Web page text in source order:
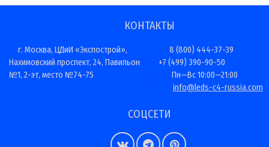
КОНТАКТЫ
г. Москва, ЦДиИ «Экспострой»,
Нахимовский проспект, 24, Павильон
№1, 2-эт, место №74-75
8 (800) 444-37-39
+7 (499) 390-90-50
Пн—Вс 10:00—21:00
info@leds-c4-russia.com
СОЦСЕТИ